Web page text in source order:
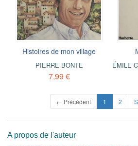
Histoires de mon village
PIERRE BONTE
7,99 €
ÉMILE
← Précédent 1 (current)
2
A propos de l'auteur